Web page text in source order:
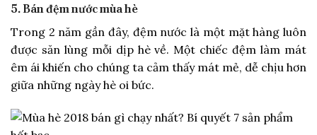
5. Bán đệm nước mùa hè
Trong 2 năm gần đây, đệm nước là một mặt hàng luôn
được săn lùng mỗi dịp hè về. Một chiếc đệm làm mát
êm ái khiến cho chúng ta cảm thấy mát mẻ, dễ chịu hơn
giữa những ngày hè oi bức.